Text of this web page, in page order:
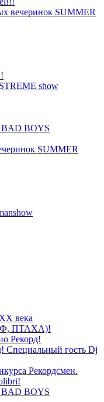
вечеринок SUMMER
show
BAD BOYS
SUMMER
века
ПТАХА)!
Рекорд!
Специальный гость Dj
Рекордсмен.
BAD BOYS